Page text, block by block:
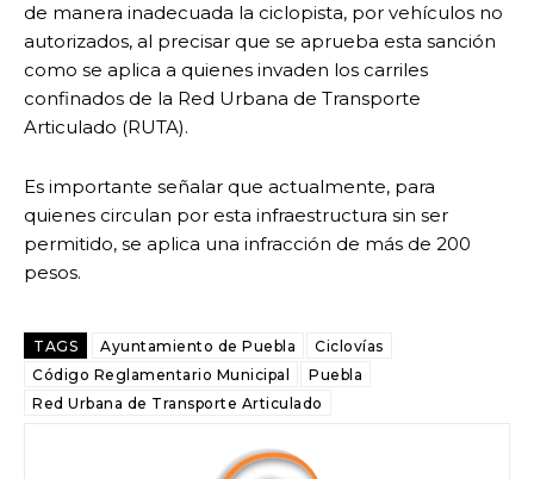
de manera inadecuada la ciclopista, por vehículos no
autorizados, al precisar que se aprueba esta sanción
como se aplica a quienes invaden los carriles
confinados de la Red Urbana de Transporte
Articulado (RUTA).
Es importante señalar que actualmente, para
quienes circulan por esta infraestructura sin ser
permitido, se aplica una infracción de más de 200
pesos.
TAGS Ayuntamiento de Puebla
Ciclovías
Código Reglamentario Municipal
Puebla
Red Urbana de Transporte Articulado